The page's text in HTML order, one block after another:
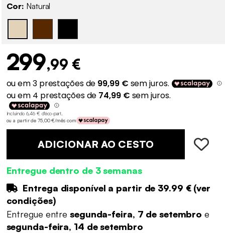
Cor: Natural
299,99 €
Incluindo 6,46 € d'éco-part.
ou a partir de 75,00 €/mês com
ADICIONAR AO CESTO
Entregue dentro de 3 semanas
Entrega disponível a partir de 39.99 €(ver
condições)
Entregue entre segunda-feira, 7 de setembroe
segunda-feira, 14 de setembro